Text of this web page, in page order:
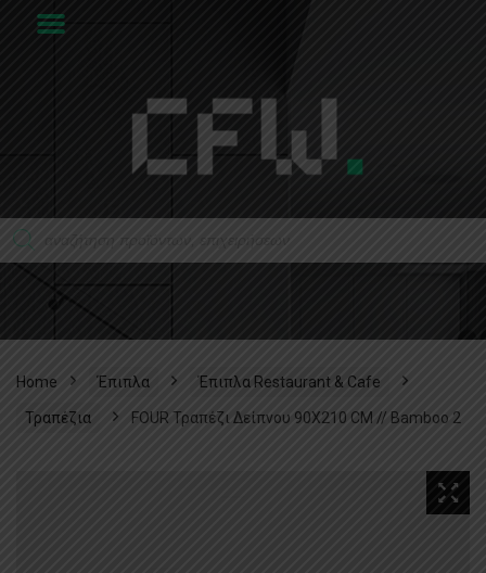
Home Έπιπλα Έπιπλα Restaurant & Cafe
Τραπέζια FOUR Τραπέζι Δείπνου 90X210 CM // Bamboo 2